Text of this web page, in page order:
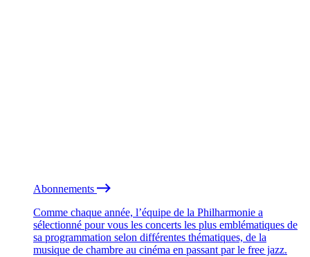
Abonnements
Comme chaque année, l’équipe de la Philharmonie a
sélectionné pour vous les concerts les plus emblématiques de
sa programmation selon différentes thématiques, de la
musique de chambre au cinéma en passant par le free jazz.